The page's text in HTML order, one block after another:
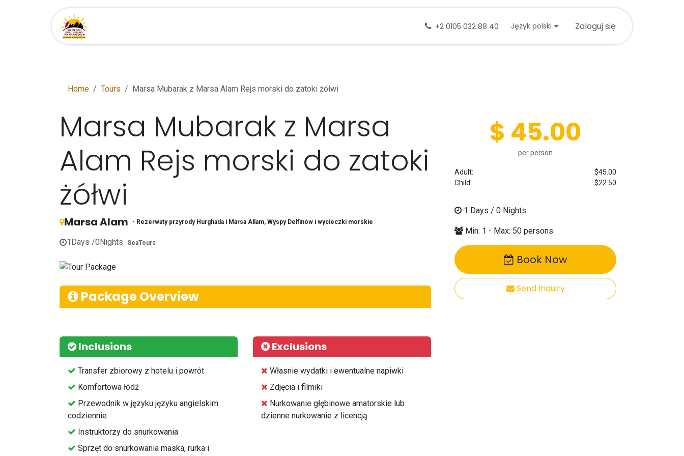
Przejdź do zawartości
Skontaktuj się z nami
+2 0105 032 88 40 Język polski Zaloguj się
Home Tours Marsa Mubarak z Marsa Alam Rejs morski do zatoki żółwi
Marsa Mubarak z Marsa
Alam Rejs morski do zatoki
żółwi
Marsa Alam - Rezerwaty przyrody Hurghada i Marsa Allam, Wyspy Delfinów i wycieczki morskie
1Days /0Nights SeaTours
Package Overview
Inclusions
⁠Transfer zbiorowy z hotelu i powrót
Komfortowa łódź
Przewodnik w języku języku angielskim
codziennie
⁠Instruktorzy do snurkowania
⁠Sprzęt do snurkowania maska, rurka i
Exclusions
Własnie wydatki i ewentualne napiwki
Zdjęcia i filmiki
⁠Nurkowanie głębinowe amatorskie lub
dzienne nurkowanie z licencją
$ 45.00
per person
Adult:
$45.00
Child:
$22.50
1 Days / 0 Nights
Min: 1 - Max: 50 persons
Book Now
Send Inquiry